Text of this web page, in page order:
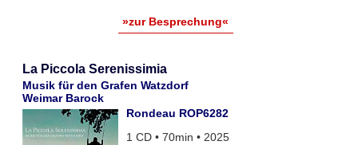
»zur Besprechung«
La Piccola Serenissimia
Musik für den Grafen Watzdorf
Weimar Barock
Rondeau ROP6282
1 CD • 70min • 2025